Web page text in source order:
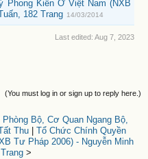
Phong Kiến Ở Việt Nam (NXB
182 Trang 14/03/2014
Last edited: Aug 7, 2023
(You must log in or sign up to reply here.)
Bộ, Cơ Quan Ngang Bộ,
Thu
Tổ Chức Chính Quyền
Tư Pháp 2006) - Nguyễn Minh
>